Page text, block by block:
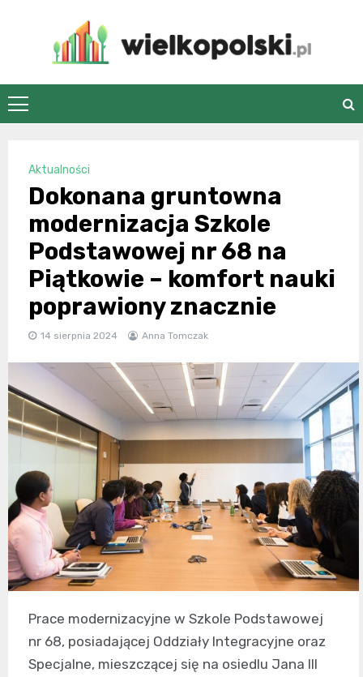
wielkopolski.pl
Aktualności
Dokonana gruntowna
modernizacja Szkole
Podstawowej nr 68 na
Piątkowie – komfort nauki
poprawiony znacznie
14 sierpnia 2024 Anna Tomczak
Prace modernizacyjne w Szkole Podstawowej
nr 68, posiadającej Oddziały Integracyjne oraz
Specjalne, mieszczącej się na osiedlu Jana III